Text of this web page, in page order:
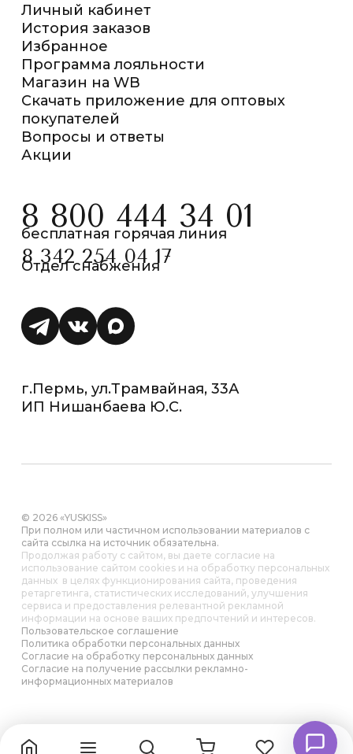
Личный кабинет
История заказов
Избранное
Программа лояльности
Магазин на WB
Скачать приложение для оптовых
покупателей
Вопросы и ответы
Акции
8 800 444 34 01
бесплатная горячая линия
8 342 254 04 17
Отдел снабжения
г.Пермь, ул.Трамвайная, 33А
ИП Нишанбаева Ю.С.
© 2026 «YUSKISS»
При полном или частичном использовании материалов с
сайта ссылка на источник обязательна.
Продолжая работу с сайтом, вы даете согласие на
использование сайтом cookies и на обработку персональных
данных в целях функционирования сайта, проведения
ретаргетинга, статистических исследований, улучшения
сервиса и предоставления релевантной рекламной
информации на основе ваших предпочтений и интересов.
Пользовательское соглашение
Политика обработки персональных данных
Согласие на обработку персональных данных
Согласие на получение рассылки рекламно-
информационных материалов